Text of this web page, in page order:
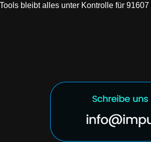
bleibt alles unter Kontrolle für